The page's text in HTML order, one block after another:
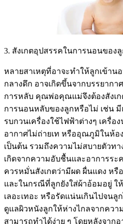
3. สังเกตอุปสรรคในการนอนของ
หลายสาเหตุที่อาจะทำให้ลูกเข้า
กลางดึก อาจเกิดขึ้นจากบรรยาก
การหลับ คุณพ่อคุณแม่จึงต้องสังเก
การนอนหลับของลูกหรือไม่ เช่น มี
รบกวนเครื่องใช้ไฟฟ้าต่างๆ เครื่
อากาศไม่ถ่ายเท หรืออุณภูมิในห้อ
เป็นต้น รวมถึงความไม่สบายตัวท
เกิดจากความอับชื้นและอาการระ
ควรหมั่นสังเกตว่ามีผด ผื่นแดง หรื
และในกรณีที่ลูกยังใส่ผ้าอ้อมอยู่ ใ
เลอะเทอะ หรือรัดแน่นเกินไปจนลู
ดูแลผิวหนังลูกให้ห่างไกลจากคว
สามารถทำได้ง่าย ๆ โดยหลังจาก